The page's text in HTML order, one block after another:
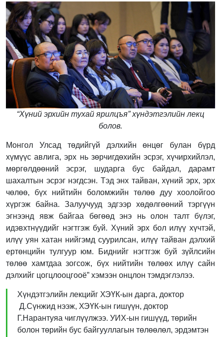
“Хүний эрхийн тухай ярилцъя” хүндэтгэлийн лекц
болов.
Монгол Улсад төдийгүй дэлхийн өнцөг булан бүрд
хүмүүс авлига, эрх нь зөрчигдөхийн эсрэг, хүчирхийлэл,
мөргөлдөөний эсрэг, шударга бус байдал, дарамт
шахалтын эсрэг нэгдсэн. Тэд энх тайван, хүний эрх, эрх
чөлөө, бүх нийтийн боломжийн төлөө дуу хоолойгоо
хүргэж байна. Залуучууд эдгээр хөдөлгөөний тэргүүн
эгнээнд явж байгаа бөгөөд энэ нь олон талт бүлэг,
идэвхтнүүдийг нэгтгэж буй. Хүний эрх бол илүү хүчтэй,
илүү уян хатан нийгэмд суурилсан, илүү тайван дэлхий
ертөнцийн тулгуур юм. Биднийг нэгтгэж буй зүйлсийн
төлөө хамтдаа зогсож, бүх нийтийн төлөөх илүү сайн
дэлхийг цогцлооцгооё” хэмээн онцлон тэмдэглэлээ.
Хүндэтгэлийн лекцийг ХЭҮК-ын дарга, доктор
Д.Сүнжид нээж, ХЭҮК-ын гишүүн, доктор
Г.Нарантуяа чиглүүлжээ. УИХ-ын гишүүд, төрийн
болон төрийн бус байгууллагын төлөөлөл, эрдэмтэн